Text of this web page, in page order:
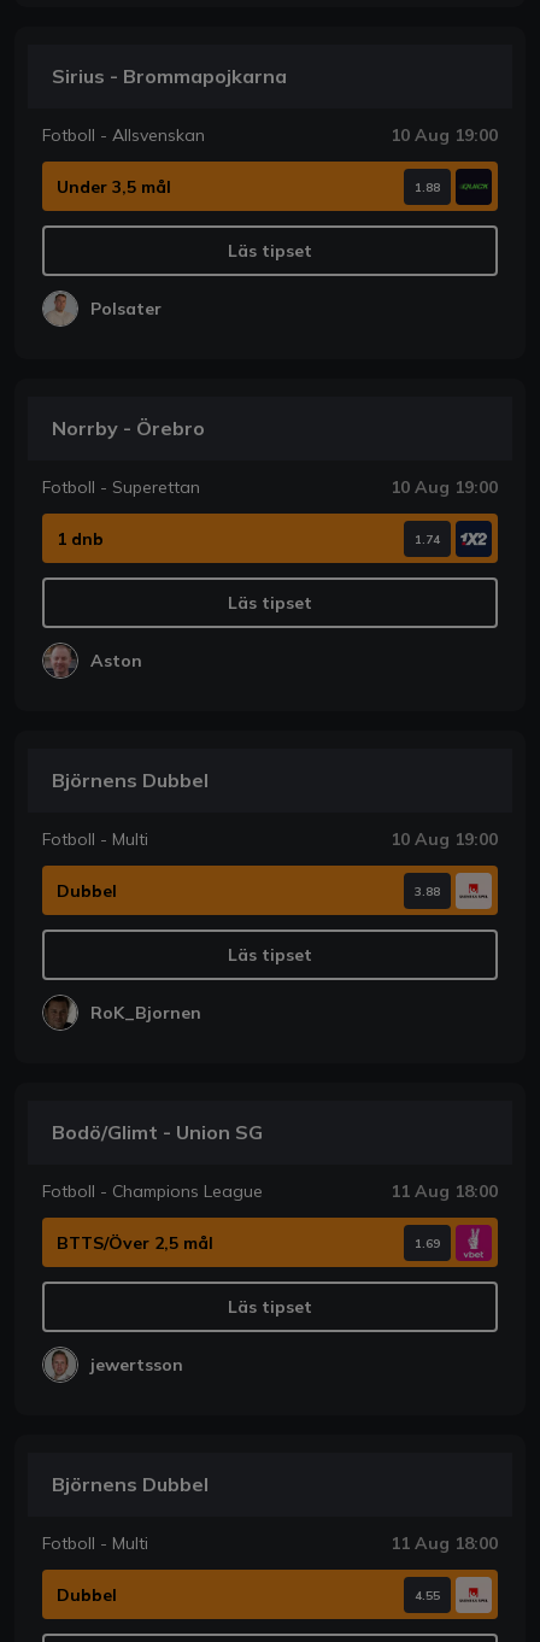
Sirius - Brommapojkarna
Fotboll - Allsvenskan 10 Aug 19:00
Under 3,5 mål 1.88
Läs tipset
Polsater
Norrby - Örebro
Fotboll - Superettan 10 Aug 19:00
1 dnb 1.74
Läs tipset
Aston
Björnens Dubbel
Fotboll - Multi 10 Aug 19:00
Dubbel 3.88
Läs tipset
RoK_Bjornen
Bodö/Glimt - Union SG
Fotboll - Champions League 11 Aug 18:00
BTTS/Över 2,5 mål 1.69
Läs tipset
jewertsson
Björnens Dubbel
Fotboll - Multi 11 Aug 18:00
Dubbel 4.55